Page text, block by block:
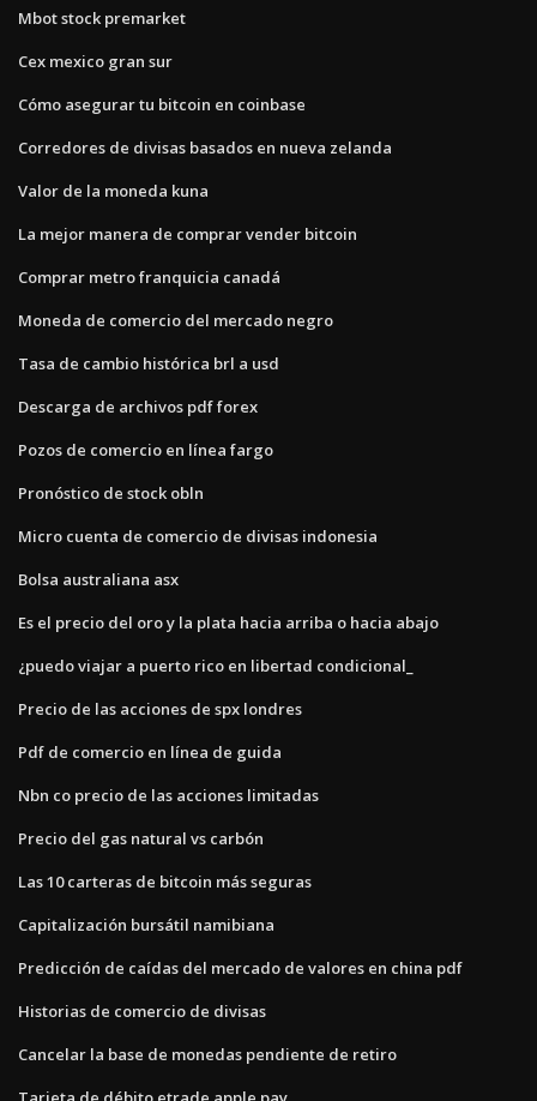
Mbot stock premarket
Cex mexico gran sur
Cómo asegurar tu bitcoin en coinbase
Corredores de divisas basados ​​en nueva zelanda
Valor de la moneda kuna
La mejor manera de comprar vender bitcoin
Comprar metro franquicia canadá
Moneda de comercio del mercado negro
Tasa de cambio histórica brl a usd
Descarga de archivos pdf forex
Pozos de comercio en línea fargo
Pronóstico de stock obln
Micro cuenta de comercio de divisas indonesia
Bolsa australiana asx
Es el precio del oro y la plata hacia arriba o hacia abajo
¿puedo viajar a puerto rico en libertad condicional_
Precio de las acciones de spx londres
Pdf de comercio en línea de guida
Nbn co precio de las acciones limitadas
Precio del gas natural vs carbón
Las 10 carteras de bitcoin más seguras
Capitalización bursátil namibiana
Predicción de caídas del mercado de valores en china pdf
Historias de comercio de divisas
Cancelar la base de monedas pendiente de retiro